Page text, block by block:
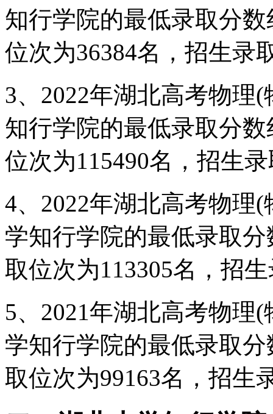
知行学院的最低录取分
位次为36384名，招生录
3、2022年湖北高考物理
知行学院的最低录取分
位次为115490名，招生
4、2022年湖北高考物理
学知行学院的最低录取
取位次为113305名，招
5、2021年湖北高考物理
学知行学院的最低录取
取位次为99163名，招生